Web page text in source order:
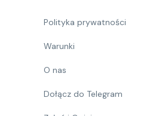
Polityka prywatności
Warunki
O nas
Dołącz do Telegram